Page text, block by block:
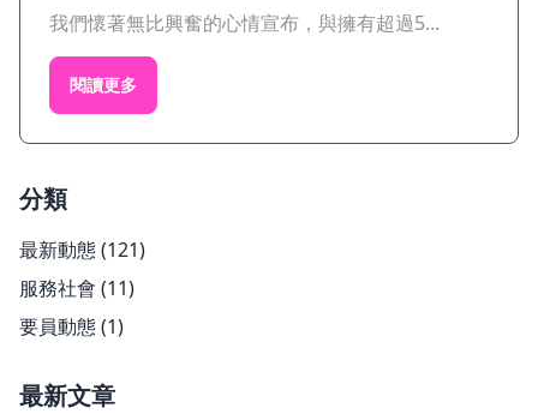
我們懷著無比興奮的心情宣布，與擁有超過5...
閱讀更多
分類
最新動態(121)
服務社會 (11)
要員動態(1)
最新文章